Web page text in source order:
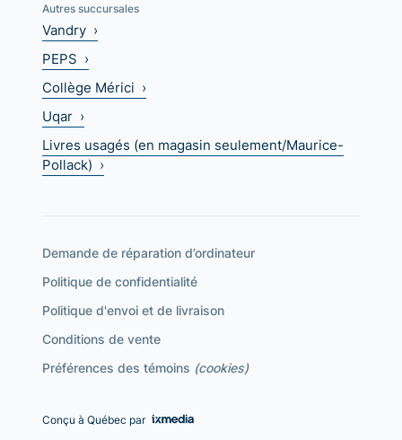
Autres succursales
Vandry ›
PEPS ›
Collège Mérici ›
Uqar ›
Livres usagés (en magasin seulement/Maurice-
Pollack) ›
Demande de réparation d’ordinateur
Politique de confidentialité
Politique d'envoi et de livraison
Conditions de vente
Préférences des témoins (cookies)
Conçu à Québec par